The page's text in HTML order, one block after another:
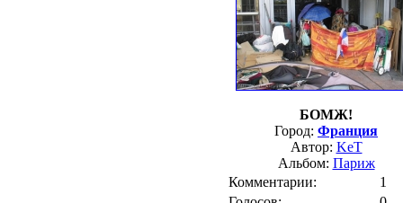
БОМЖ!
Город: Франция
Автор: KeT
Альбом: Париж
Комментарии:
1